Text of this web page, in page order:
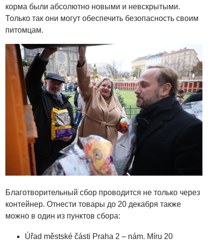
корма были абсолютно новыми и невскрытыми.
Только так они могут обеспечить безопасность своим
питомцам.
Благотворительный сбор проводится не только через
контейнер. Отнести товары до 20 декабря также
можно в один из пунктов сбора:
Úřad městské části Praha 2 – nám. Míru 20